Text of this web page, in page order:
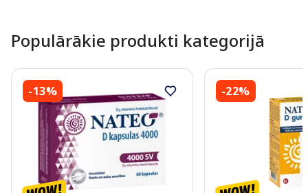
Populārākie produkti kategorijā
-13% -22%